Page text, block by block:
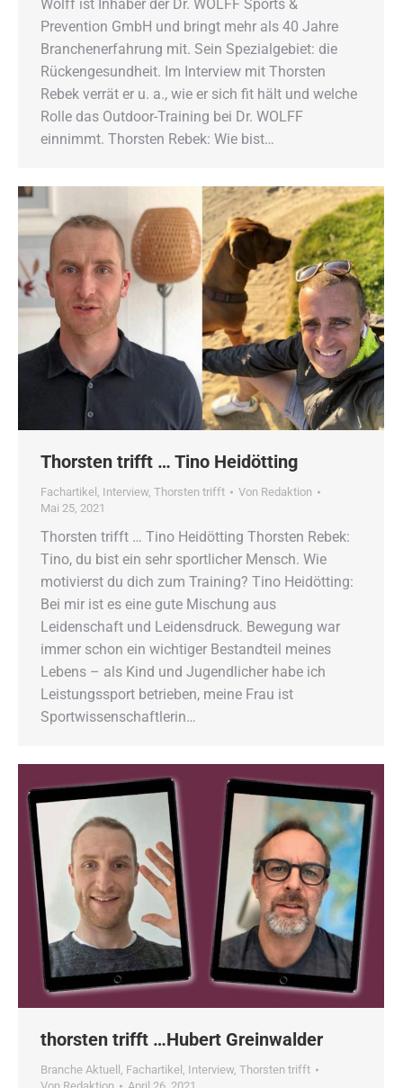
Wolff ist Inhaber der Dr. WOLFF Sports &
Prevention GmbH und bringt mehr als 40 Jahre
Branchenerfahrung mit. Sein Spezialgebiet: die
Rückengesundheit. Im Interview mit Thorsten
Rebek verrät er u. a., wie er sich fit hält und welche
Rolle das Outdoor-Training bei Dr. WOLFF
einnimmt. Thorsten Rebek: Wie bist…
Thorsten trifft … Tino Heidötting
Fachartikel , Interview, Thorsten trifft Von Redaktion
Mai 25, 2021
Thorsten trifft … Tino Heidötting Thorsten Rebek:
Tino, du bist ein sehr sportlicher Mensch. Wie
motivierst du dich zum Training? Tino Heidötting:
Bei mir ist es eine gute Mischung aus
Leidenschaft und Leidensdruck. Bewegung war
immer schon ein wichtiger Bestandteil meines
Lebens – als Kind und Jugendlicher habe ich
Leistungssport betrieben, meine Frau ist
Sportwissenschaftlerin…
thorsten trifft …Hubert Greinwalder
Branche Aktuell , Fachartikel , Interview, Thorsten trifft